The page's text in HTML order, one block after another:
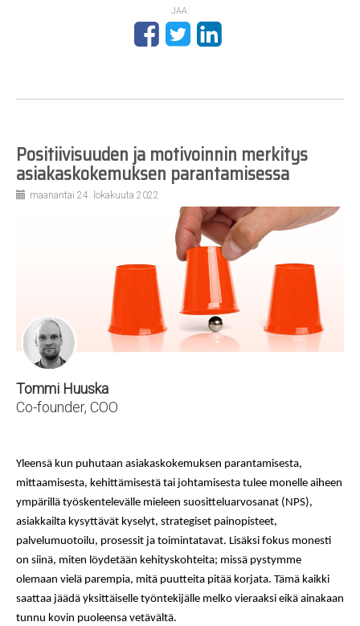
JAA:
Positiivisuuden ja motivoinnin merkitys
asiakaskokemuksen parantamisessa
maanantai 24. lokakuuta 2022
Tommi Huuska
Co-founder, COO
Yleensä kun puhutaan asiakaskokemuksen parantamisesta,
mittaamisesta, kehittämisestä tai johtamisesta tulee monelle aiheen
ympärillä työskentelevälle mieleen suositteluarvosanat (NPS),
asiakkailta kysyttävät kyselyt, strategiset painopisteet,
palvelumuotoilu, prosessit ja toimintatavat. Lisäksi fokus monesti
on siinä, miten löydetään kehityskohteita; missä pystymme
olemaan vielä parempia, mitä puutteita pitää korjata. Tämä kaikki
saattaa jäädä yksittäiselle työntekijälle melko vieraaksi eikä ainakaan
tunnu kovin puoleensa vetävältä.